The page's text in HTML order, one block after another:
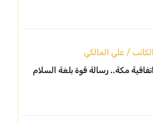
الكاتب / علي المالكي
اتفاقية مكة.. رسالة قوة بلغة السلام